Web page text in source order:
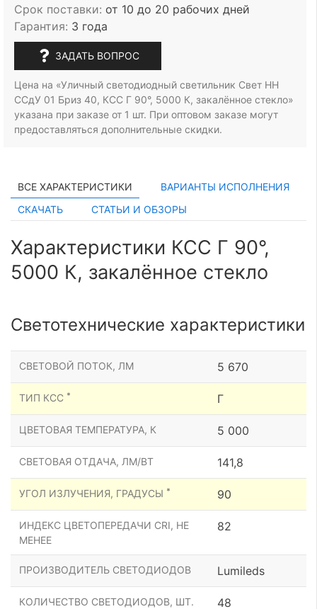
Срок поставки: от 10 до 20 рабочих дней
Гарантия: 3 года
ЗАДАТЬ ВОПРОС
Цена на «Уличный светодиодный светильник Свет НН
ССдУ 01 Бриз 40, КСС Г 90°, 5000 К, закалённое стекло»
указана при заказе от 1 шт. При оптовом заказе могут
предоставляться дополнительные скидки.
ВСЕ ХАРАКТЕРИСТИКИ
ВАРИАНТЫ ИСПОЛНЕНИЯ
СКАЧАТЬ
СТАТЬИ И ОБЗОРЫ
Характеристики КСС Г 90°,
5000 К, закалённое стекло
Светотехнические характеристики
СВЕТОВОЙ ПОТОК, ЛМ 5 670
ТИП КСС * Г
ЦВЕТОВАЯ ТЕМПЕРАТУРА, К 5 000
СВЕТОВАЯ ОТДАЧА, ЛМ/ВТ 141,8
УГОЛ ИЗЛУЧЕНИЯ, ГРАДУСЫ * 90
ИНДЕКС ЦВЕТОПЕРЕДАЧИ CRI, НЕ
МЕНЕЕ
82
ПРОИЗВОДИТЕЛЬ СВЕТОДИОДОВ Lumileds
КОЛИЧЕСТВО СВЕТОДИОДОВ, ШТ. 48